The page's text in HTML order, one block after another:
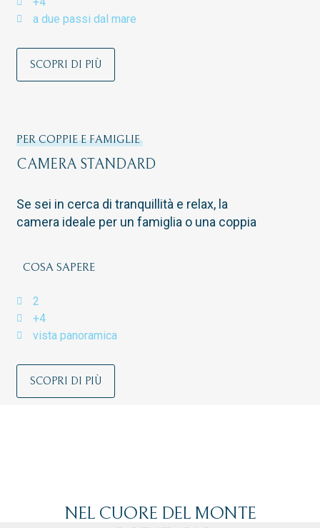
a due passi dal mare
SCOPRI DI PIÙ
PER COPPIE E FAMIGLIE
CAMERA STANDARD
Se sei in cerca di tranquillità e relax, la
camera ideale per un famiglia o una coppia
COSA SAPERE
2
+4
vista panoramica
SCOPRI DI PIÙ
NEL CUORE DEL MONTE